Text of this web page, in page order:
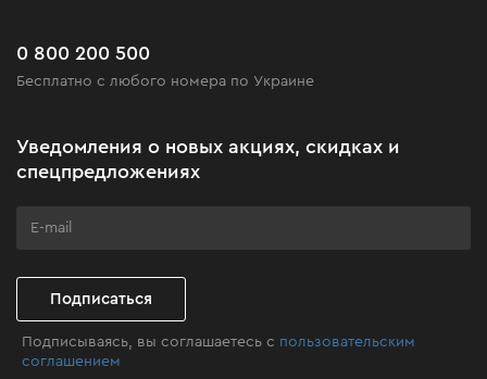
Черная пятница
Клуб мастерства
Часто задаваемые вопросы
0 800 200 500
Бесплатно с любого номера по Украине
Уведомления о новых акциях, скидках и
спецпредложениях
Подписаться
Подписываясь, вы соглашаетесь с пользовательским
соглашением